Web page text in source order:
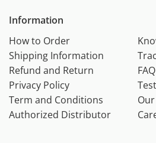
Information
How to Order
Shipping Information
Refund and Return
Privacy Policy
Term and Conditions
Authorized Distributor
FAQ